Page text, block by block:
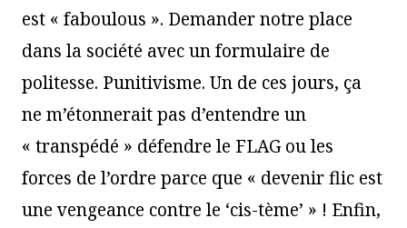
est « faboulous ». Demander notre place
dans la société avec un formulaire de
politesse. Punitivisme. Un de ces jours, ça
ne m’étonnerait pas d’entendre un
« transpédé » défendre le FLAG ou les
forces de l’ordre parce que « devenir flic est
une vengeance contre le ‘cis-tème’ » ! Enfin,